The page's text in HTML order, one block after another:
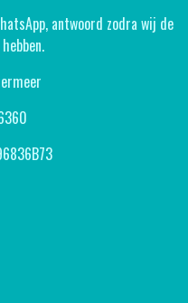
antwoord zodra wij de